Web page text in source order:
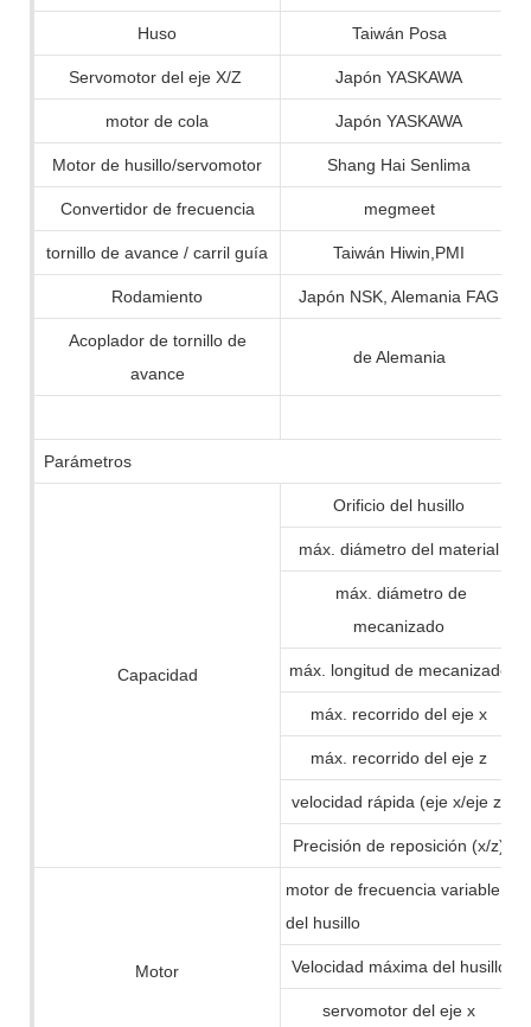
Huso Taiwán Posa
Servomotor del eje X/Z Japón YASKAWA
motor de cola Japón YASKAWA
Motor de husillo/servomotor Shang Hai Senlima
Convertidor de frecuencia megmeet
tornillo de avance / carril guía Taiwán Hiwin,PMI
Rodamiento Japón NSK, Alemania FAG
Acoplador de tornillo de
avance
de Alemania
Parámetros
Capacidad
Orificio del husillo
máx. diámetro del material
máx. diámetro de
mecanizado
máx. longitud de mecanizado
máx. recorrido del eje x
máx. recorrido del eje z
velocidad rápida (eje x/eje z)
Precisión de reposición (x/z)
Motor
motor de frecuencia variable
del husillo
Velocidad máxima del husillo
servomotor del eje x